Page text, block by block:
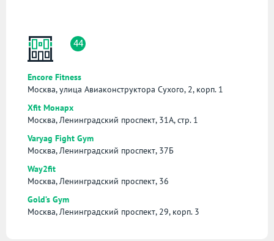
44
Encore Fitness
Москва, улица Авиаконструктора Сухого, 2, корп. 1
Xfit Монарх
Москва, Ленинградский проспект, 31А, стр. 1
Varyag Fight Gym
Москва, Ленинградский проспект, 37Б
Way2fit
Москва, Ленинградский проспект, 36
Gold’s Gym
Москва, Ленинградский проспект, 29, корп. 3